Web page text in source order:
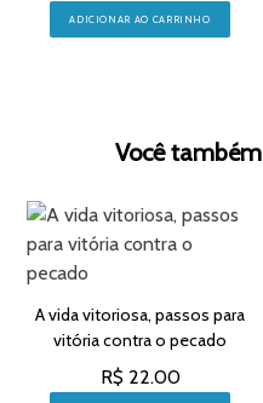
ADICIONAR AO CARRINHO
Você
A vida vitoriosa, passos para
vitória contra o pecado
R$ 22.00